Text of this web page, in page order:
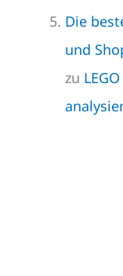
Die
und
zu